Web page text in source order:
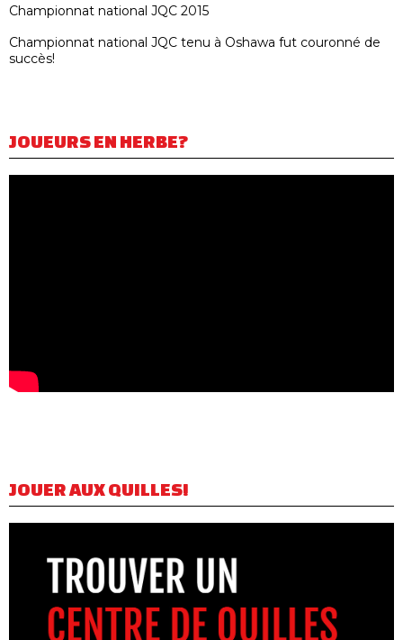
Championnat national JQC 2015
Championnat national JQC tenu à Oshawa fut couronné de
succès!
JOUEURS EN HERBE?
JOUER AUX QUILLES!